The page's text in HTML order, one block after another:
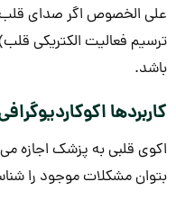
ترسیم فعالیت الکتریکی
باشد.
کاربردها
اکوی قلبی به پزشک اجازه
بتوان مشکلات موجود را